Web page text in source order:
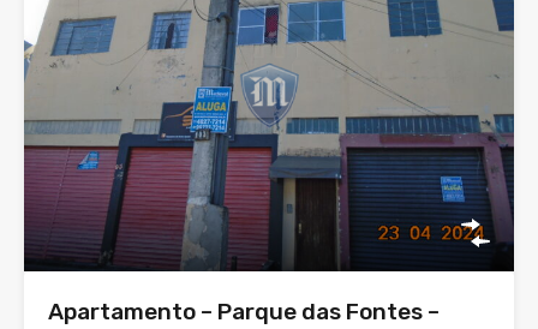
Apartamento – Parque das Fontes –